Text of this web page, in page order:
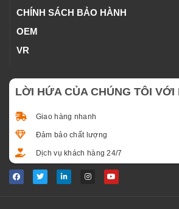
CHÍNH SÁCH BẢO HÀNH
OEM
VR
LỜI HỨA CỦA CHÚNG TÔI VỚI
Giao hàng nhanh
Đảm bảo chất lượng
Dịch vụ khách hàng 24/7